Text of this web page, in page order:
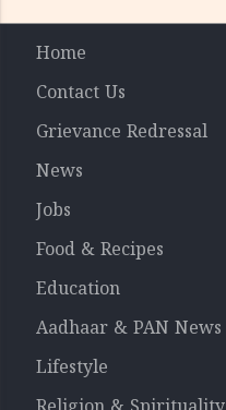
Home
Contact Us
Grievance Redressal
News
Jobs
Food & Recipes
Education
Aadhaar & PAN News
Lifestyle